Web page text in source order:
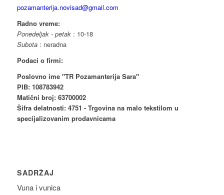
pozamanterija.novisad@gmail.com
Radno vreme:
Ponedeljak - petak: 10-18
Subota: neradna
Podaci o firmi:
Poslovno ime "TR Pozamanterija Sara"
PIB: 108783942
Matični broj: 63700002
Šifra delatnosti: 4751 - Trgovina na malo tekstilom u
specijalizovanim prodavnicama
SADRŽAJ
Vuna i vunica